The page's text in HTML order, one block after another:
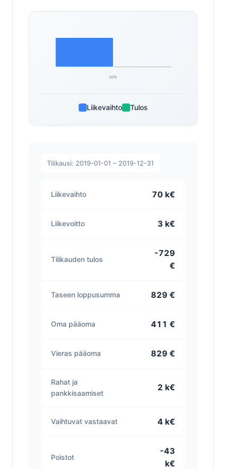
2019
Liikevaihto Tulos
Tilikausi: 2019-01-01 – 2019-12-31
Liikevaihto 70 k€
Liikevoitto 3 k€
Tilikauden tulos
-729
€
Taseen loppusumma 829 €
Oma pääoma 411 €
Vieras pääoma 829 €
Rahat ja
pankkisaamiset
2 k€
Vaihtuvat vastaavat 4 k€
Poistot
-43
k€